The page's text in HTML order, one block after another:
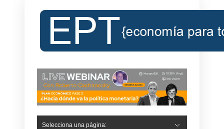
Selecciona una página: